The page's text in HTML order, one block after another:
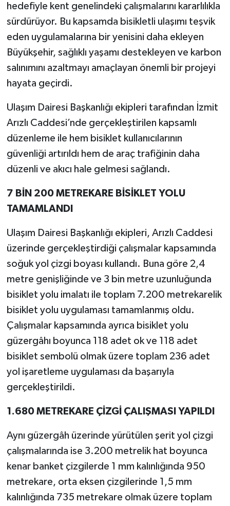
hedefiyle kent genelindeki çalışmalarını kararlılıkla
sürdürüyor. Bu kapsamda bisikletli ulaşımı teşvik
eden uygulamalarına bir yenisini daha ekleyen
Büyükşehir, sağlıklı yaşamı destekleyen ve karbon
salınımını azaltmayı amaçlayan önemli bir projeyi
hayata geçirdi.
Ulaşım Dairesi Başkanlığı ekipleri tarafından İzmit
Arızlı Caddesi’nde gerçekleştirilen kapsamlı
düzenleme ile hem bisiklet kullanıcılarının
güvenliği artırıldı hem de araç trafiğinin daha
düzenli ve akıcı hale gelmesi sağlandı.
7 BİN 200 METREKARE BİSİKLET YOLU
TAMAMLANDI
Ulaşım Dairesi Başkanlığı ekipleri, Arızlı Caddesi
üzerinde gerçekleştirdiği çalışmalar kapsamında
soğuk yol çizgi boyası kullandı. Buna göre 2,4
metre genişliğinde ve 3 bin metre uzunluğunda
bisiklet yolu imalatı ile toplam 7.200 metrekarelik
bisiklet yolu uygulaması tamamlanmış oldu.
Çalışmalar kapsamında ayrıca bisiklet yolu
güzergâhı boyunca 118 adet ok ve 118 adet
bisiklet sembolü olmak üzere toplam 236 adet
yol işaretleme uygulaması da başarıyla
gerçekleştirildi.
1.680 METREKARE ÇİZGİ ÇALIŞMASI YAPILDI
Aynı güzergâh üzerinde yürütülen şerit yol çizgi
çalışmalarında ise 3.200 metrelik hat boyunca
kenar banket çizgilerde 1 mm kalınlığında 950
metrekare, orta eksen çizgilerinde 1,5 mm
kalınlığında 735 metrekare olmak üzere toplam